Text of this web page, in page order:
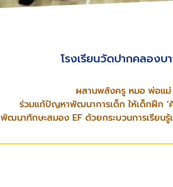
โรงเรียนวัดปากคลองบ
ผสานพลังครู หมอ พ่อแม่
ร่วมแก้ปัญหาพัฒนาการเด็ก ให้เด็กฝึก ‘
พัฒนาทักษะสมอง EF ด้วยกระบวนการเรียนรู้